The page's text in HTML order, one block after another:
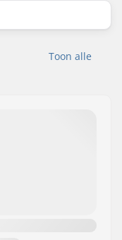
Toon alle